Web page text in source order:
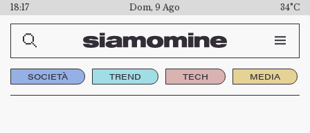
18:17 Dom, 9 Ago 34°C
SOCIETÀ TREND TECH MEDIA